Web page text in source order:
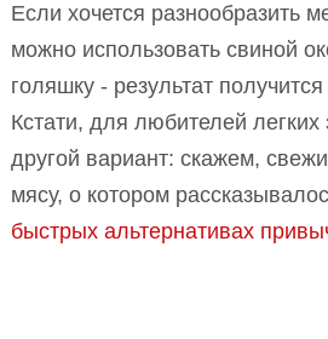
Если хочется разнообразить
можно использовать свиной
голяшку - результат
Кстати, для любителей легких
другой вариант: скажем,
мясу, о котором
быстрых альтернативах